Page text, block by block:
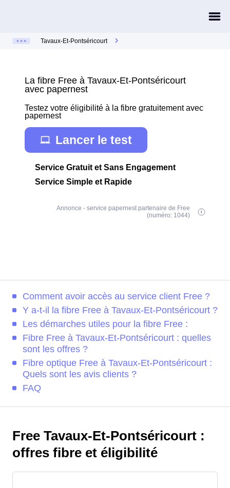
Tavaux-Et-Pontséricourt
La fibre Free à Tavaux-Et-Pontséricourt
avec papernest
Testez votre éligibilité à la fibre gratuitement avec
papernest
Lancer le test
Service Gratuit et Sans Engagement
Service Simple et Rapide
Annonce - service papernest partenaire de Free
(numéro: 1044)
Comment avoir accès au service client Free ?
Y a-t-il la fibre Free à Tavaux-Et-Pontséricourt ?
Les démarches utiles pour la fibre Free :
Fibre Free à Tavaux-Et-Pontséricourt : quelles
sont les offres ?
Fibre optique Free à Tavaux-Et-Pontséricourt :
Quels sont les avis clients ?
FAQ
Free Tavaux-Et-Pontséricourt :
offres fibre et éligibilité